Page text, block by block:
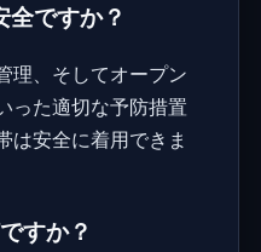
全ですか？
理、そしてオープン
った適切な予防措置
は安全に着用できま
すか？